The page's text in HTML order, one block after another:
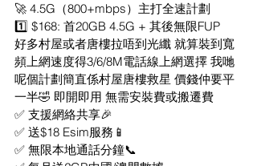
🚀 4.5G（800+mbps）主打全速計劃
1️⃣ $168: 首20GB 4.5G + 其後無限FUP
好多村屋或者唐樓拉唔到光纖 就算裝到寬
頻上網速度得3/6/8M電話線上網選擇 我哋
呢個計劃簡直係村屋唐樓救星 價錢仲要平
一半🤣 即開即用 無需安裝費或搬遷費
✅ 支援網絡共享🎉
✅ 送$18 Esim服務📱
✅ 無限本地通話分鐘📞